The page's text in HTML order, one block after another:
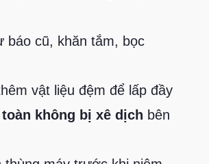
báo cũ, khăn tắm, bọc
vật liệu đệm để lấp đầy
toàn không bị xê dịch bên